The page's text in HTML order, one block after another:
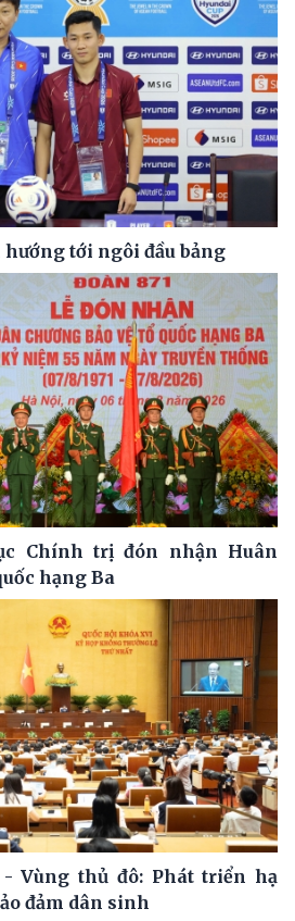
tới ngôi đầu bảng
Chính trị đón nhận Huân
hạng Ba
Vùng thủ đô: Phát triển hạ
đảm dân sinh